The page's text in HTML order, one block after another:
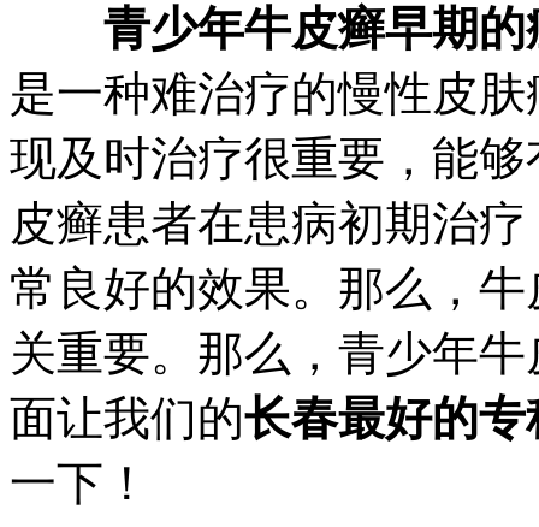
青少年牛皮癣早期
是一种难治疗的慢性皮
现及时治疗很重要，能
皮癣患者在患病初期治
常良好的效果。那么，
关重要。那么，青少年
面让我们的长春最好的
一下！